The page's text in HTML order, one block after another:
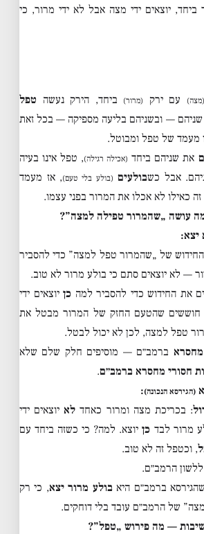
ביחד, יוצאים ידי מצה אבל לא ידי מרור, כי
(מצה) עם ירק (מרור) ביחד, הירק נעשה טפל
— ובשניהם בליעה מספיקה — בכל זאת
מעמד של טפל ומבוטל.
את שניהם ביחד (אכילה רגילה), טפל אינו בעיה
אבל כשבולעים (בולע בלי טעם), אז מעמד
כאילו לא אכלו את המרור בפני עצמו.
יצא:
של „שהמרור טפל למצה” כדי להסביר
— לא יוצאים סתם כי בולע מרור לא טוב.
את החידוש כדי להסביר למה כןיוצאים ידי
חוששים שהטעם החזק של המרור מבטל את
טפל למצה, לכן לא יכול לבטל.
מחסרא ברמב״ם — מוסיפים חלק שלם שלא
חסורי מחסרא ברמב״ם.
(הגירסא הנכונה):
: בכריכת מצה ומרור כאחד לאיוצאים ידי
מרור לבד כןיוצא. למה? כי כשזה ביחד עם
, וכטפל זה לא טוב.
הרמב״ם.
ברמב״ם היאבולע מרור יצא, כי רק
של הרמב״ם עובד בלי דוחקים.